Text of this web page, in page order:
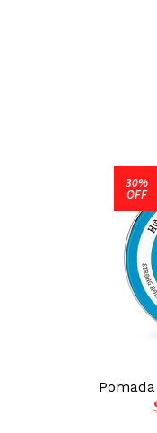
30%
OFF